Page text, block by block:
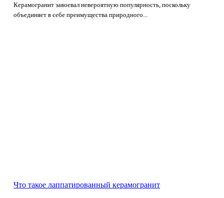
Керамогранит завоевал невероятную популярность, поскольку
объединяет в себе преимущества природного...
Что такое лаппатированный керамогранит